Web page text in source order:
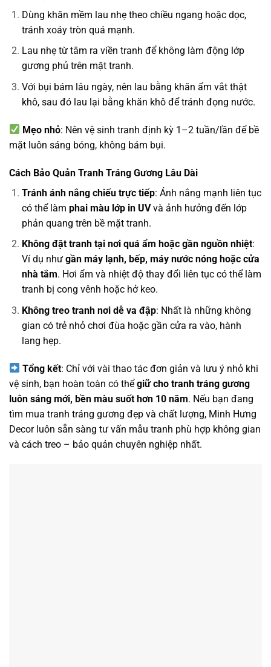
Dùng khăn mềm lau nhẹ theo chiều ngang hoặc dọc,
tránh xoáy tròn quá mạnh.
Lau nhẹ từ tâm ra viền tranh để không làm động lớp
gương phủ trên mặt tranh.
Với bụi bám lâu ngày, nên lau bằng khăn ẩm vắt thật
khô, sau đó lau lại bằng khăn khô để tránh đọng nước.
Mẹo nhỏ: Nên vệ sinh tranh định kỳ 1–2 tuần/lần để bề
mặt luôn sáng bóng, không bám bụi.
Cách Bảo Quản Tranh Tráng Gương Lâu Dài
Tránh ánh nắng chiếu trực tiếp: Ánh nắng mạnh liên tục
có thể làm phai màu lớp in UVvà ảnh hưởng đến lớp
phản quang trên bề mặt tranh.
Không đặt tranh tại nơi quá ẩm hoặc gần nguồn nhiệt:
Ví dụ như gần máy lạnh, bếp, máy nước nóng hoặc cửa
nhà tắm. Hơi ẩm và nhiệt độ thay đổi liên tục có thể làm
tranh bị cong vênh hoặc hở keo.
Không treo tranh nơi dễ va đập: Nhất là những không
gian có trẻ nhỏ chơi đùa hoặc gần cửa ra vào, hành
lang hẹp.
Tổng kết: Chỉ với vài thao tác đơn giản và lưu ý nhỏ khi
vệ sinh, bạn hoàn toàn có thểgiữ cho tranh tráng gương
luôn sáng mới, bền màu suốt hơn 10 năm. Nếu bạn đang
tìm mua tranh tráng gương đẹp và chất lượng, Minh Hưng
Decor luôn sẵn sàng tư vấn mẫu tranh phù hợp không gian
và cách treo – bảo quản chuyên nghiệp nhất.